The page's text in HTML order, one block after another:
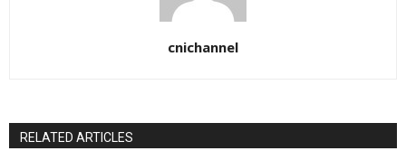
cnichannel
RELATED ARTICLES